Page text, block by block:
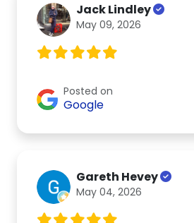
Jack Lindley
May 09, 2026
Posted on
Google
Gareth Hevey
May 04, 2026